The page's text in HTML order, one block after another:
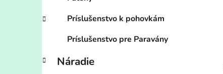
Príslušenstvo k pohovkám
Príslušenstvo pre Paravány
Náradie